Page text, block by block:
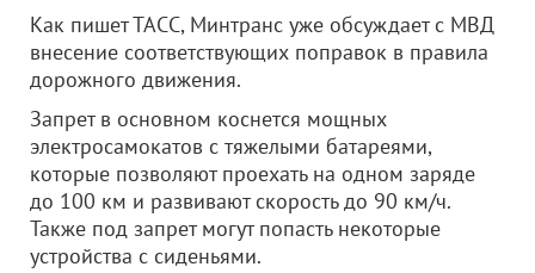
Как пишет ТАСС, Минтранс уже обсуждает с МВД
внесение соответствующих поправок в правила
дорожного движения.
Запрет в основном коснется мощных
электросамокатов с тяжелыми батареями,
которые позволяют проехать на одном заряде
до 100 км и развивают скорость до 90 км/ч.
Также под запрет могут попасть некоторые
устройства с сиденьями.